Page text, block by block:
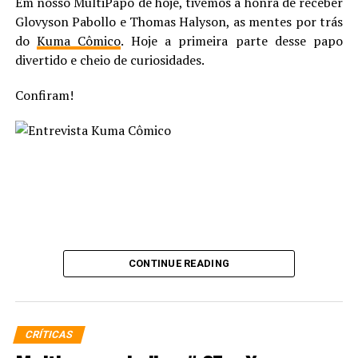
Glovyson Pabollo e Thomas Halyson, as mentes por trás
do Kuma Cômico. Hoje a primeira parte desse papo
divertido e cheio de curiosidades.
Confiram!
Antepenúltimo filho de Krypton (segundo o último senso), 1º
CONTINUE READING
CRÍTICAS